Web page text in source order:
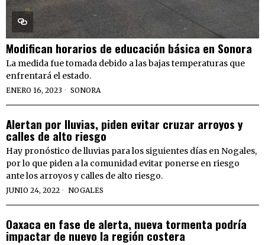
Modifican horarios de educación básica en Sonora
La medida fue tomada debido a las bajas temperaturas que
enfrentará el estado.
ENERO 16, 2023 SONORA
Alertan por lluvias, piden evitar cruzar arroyos y
calles de alto riesgo
Hay pronóstico de lluvias para los siguientes días en Nogales,
por lo que piden a la comunidad evitar ponerse en riesgo
ante los arroyos y calles de alto riesgo.
JUNIO 24, 2022 NOGALES
Oaxaca en fase de alerta, nueva tormenta podría
impactar de nuevo la región costera